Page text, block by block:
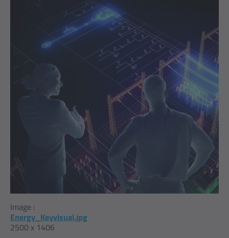
Image :
Energy_Keyvisual.jpg
2500 x 1406